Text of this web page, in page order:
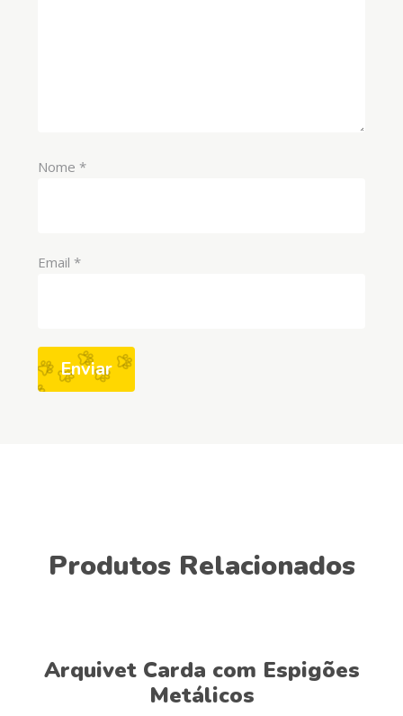
Nome *
Email *
Produtos Relacionados
Adicionar
Arquivet Carda com Espigões
Metálicos